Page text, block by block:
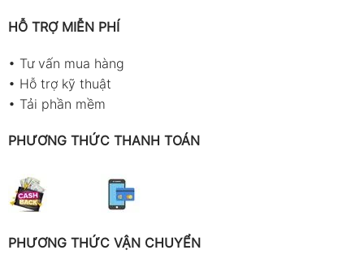
HỖ TRỢ MIỄN PHÍ
• Tư vấn mua hàng
• Hỗ trợ kỹ thuật
• Tải phần mềm
PHƯƠNG THỨC THANH TOÁN
PHƯƠNG THỨC VẬN CHUYỂN